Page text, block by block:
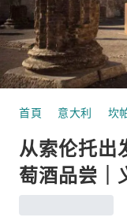
首頁 意大利 坎
从索伦托出
萄酒品尝｜